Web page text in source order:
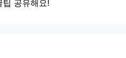
팁 공유해요!